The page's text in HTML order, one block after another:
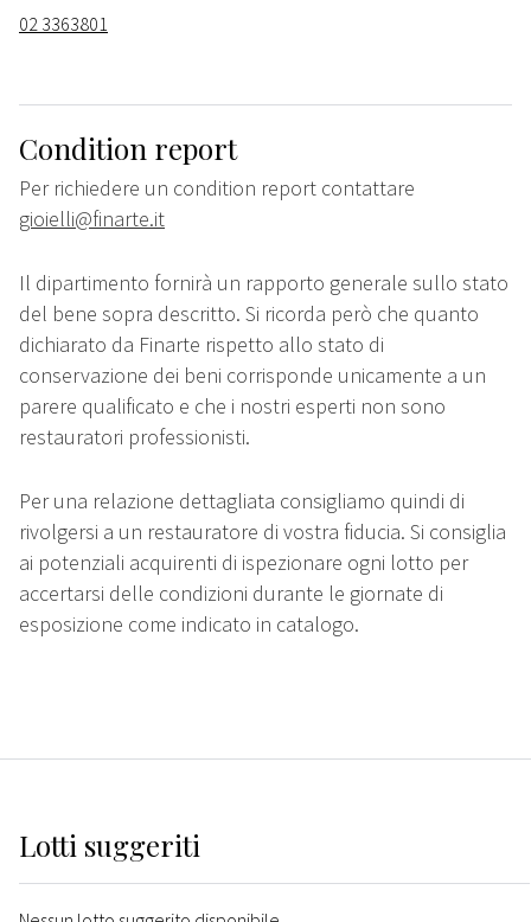
02 3363801
Condition report
Per richiedere un condition report contattare
gioielli@finarte.it
Il dipartimento fornirà un rapporto generale sullo stato
del bene sopra descritto. Si ricorda però che quanto
dichiarato da Finarte rispetto allo stato di
conservazione dei beni corrisponde unicamente a un
parere qualificato e che i nostri esperti non sono
restauratori professionisti.
Per una relazione dettagliata consigliamo quindi di
rivolgersi a un restauratore di vostra fiducia. Si consiglia
ai potenziali acquirenti di ispezionare ogni lotto per
accertarsi delle condizioni durante le giornate di
esposizione come indicato in catalogo.
Lotti suggeriti